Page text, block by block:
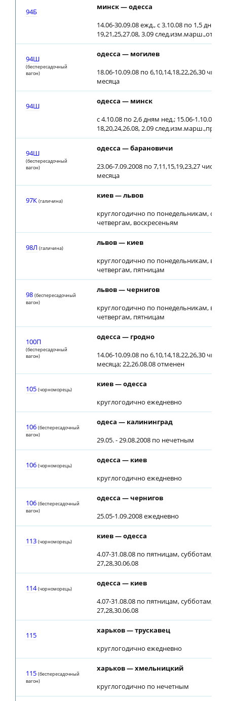
94Б
минск — одесса
14.06-30.09.08 ежд., с 3.10.08 по 1,5 дн.
19,21,25,27.08, 3.09
94Ш
(беспересадочный
вагон)
одесса — могилев
18.06-10.09.08 по 6,10,14,18,22,26,30
месяца
94Ш
одесса — минск
с 4.10.08 по 2,6 дням нед.; 15.06-1.10.08
18,20,24,26.08, 2.09
94Ш
(беспересадочный
вагон)
одесса — барановичи
23.06-7.09.2008 по 7,11,15,19,23,27
месяца
97К (галичина)
киев — львов
круглогодично по понедельникам,
четвергам, воскресеньям
98Л (галичина)
львов — киев
круглогодично по понедельникам,
четвергам, пятницам
98 (беспересадочный
вагон)
львов — чернигов
круглогодично по понедельникам,
четвергам, пятницам
100П
(беспересадочный
вагон)
одесса — гродно
14.06-10.09.08 по 6,10,14,18,22,26,30
месяца; 22,26.08.08 отменен
105 (чоpнoмopeць)
киев — одесса
круглогодично ежедневно
106 (беспересадочный
вагон)
одеса — калининград
29.05. - 29.08.2008 по нечетным
106 (чоpнoмopeць)
одесса — киев
круглогодично ежедневно
106 (беспересадочный
вагон)
одесса — чернигов
25.05-1.09.2008 ежедневно
113 (чоpнoмopeць)
киев — одесса
4.07-31.08.08 по пятницам, субботам,
27,28,30.06.08
114 (чоpномopeць)
одесса — киев
4.07-31.08.08 по пятницам, субботам,
27,28,30.06.08
115
харьков — трускавец
круглогодично ежедневно
115 (беспересадочный
вагон)
харьков — хмельницкий
круглогодично по нечетным